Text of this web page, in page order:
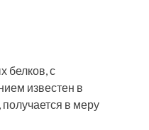
белков, с
известен в
в меру